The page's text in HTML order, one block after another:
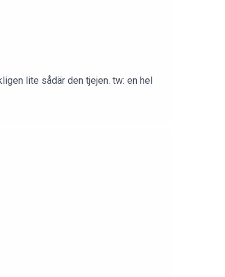
lite sådär den tjejen. tw: en hel